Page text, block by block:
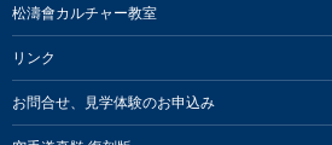
松濤會カルチャー教室
リンク
お問合せ、見学体験のお申込み